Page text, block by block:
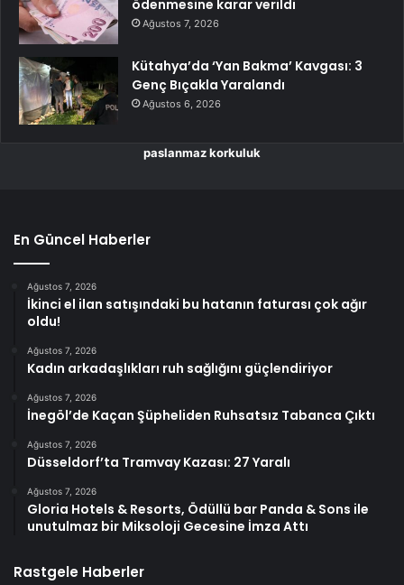
ödenmesine karar verildi
Ağustos 7, 2026
Kütahya’da ‘Yan Bakma’ Kavgası: 3
Genç Bıçakla Yaralandı
Ağustos 6, 2026
paslanmaz korkuluk
En Güncel Haberler
Ağustos 7, 2026
İkinci el ilan satışındaki bu hatanın faturası çok ağır
oldu!
Ağustos 7, 2026
Kadın arkadaşlıkları ruh sağlığını güçlendiriyor
Ağustos 7, 2026
İnegöl’de Kaçan Şüpheliden Ruhsatsız Tabanca Çıktı
Ağustos 7, 2026
Düsseldorf’ta Tramvay Kazası: 27 Yaralı
Ağustos 7, 2026
Gloria Hotels & Resorts, Ödüllü bar Panda & Sons ile
unutulmaz bir Miksoloji Gecesine İmza Attı
Rastgele Haberler